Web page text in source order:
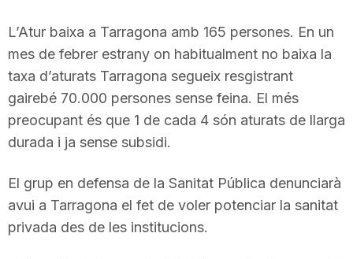
g
L’Atur baixa a Tarragona amb 165 persones. En un
mes de febrer estrany on habitualment no baixa la
taxa d’aturats Tarragona segueix resgistrant
gairebé 70.000 persones sense feina. El més
preocupant és que 1 de cada 4 són aturats de llarga
durada i ja sense subsidi.
El grup en defensa de la Sanitat Pública denunciarà
avui a Tarragona el fet de voler potenciar la sanitat
privada des de les institucions.